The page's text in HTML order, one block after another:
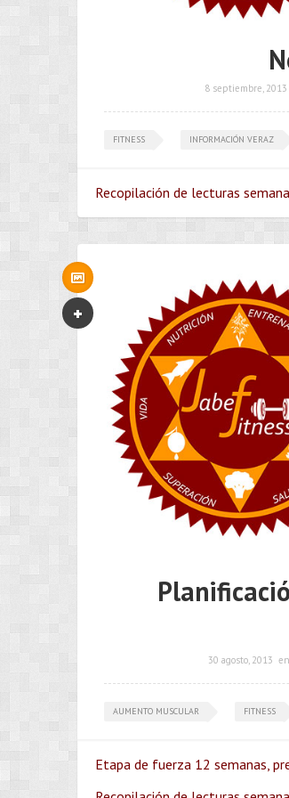
8 septiembre, 2013
FITNESS INFORMACIÓN VERAZ
Recopilación de lecturas
30 agosto, 2013 en
AUMENTO MUSCULAR FITNESS
Etapa de fuerza 12 semanas,